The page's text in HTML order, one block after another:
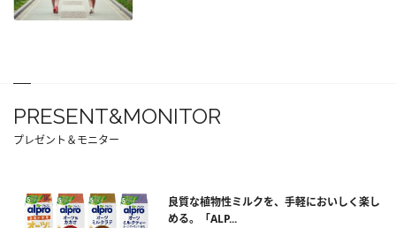
PRESENT&MONITOR
プレゼント＆モニター
良質な植物性ミルクを、手軽においしく楽し
める。「ALP...